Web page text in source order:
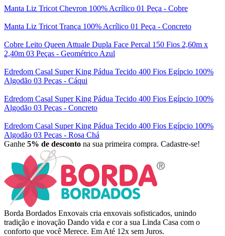
Manta Liz Tricot Chevron 100% Acrílico 01 Peça - Cobre
Manta Liz Tricot Trança 100% Acrílico 01 Peça - Concreto
Cobre Leito Queen Attuale Dupla Face Percal 150 Fios 2,60m x
2,40m 03 Peças - Geométrico Azul
Edredom Casal Super King Pádua Tecido 400 Fios Egípcio 100%
Algodão 03 Peças - Cáqui
Edredom Casal Super King Pádua Tecido 400 Fios Egípcio 100%
Algodão 03 Peças - Concreto
Edredom Casal Super King Pádua Tecido 400 Fios Egípcio 100%
Algodão 03 Peças - Rosa Chá
Ganhe 5% de desconto na sua primeira compra. Cadastre-se!
Borda Bordados Enxovais cria enxovais sofisticados, unindo
tradição e inovação Dando vida e cor a sua Linda Casa com o
conforto que você Merece. Em Até 12x sem Juros.